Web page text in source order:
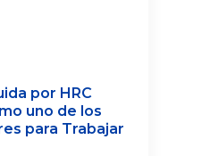
por HRC
uno de los
para Trabajar